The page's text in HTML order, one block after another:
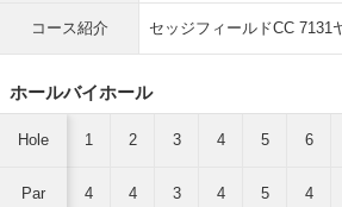
コース紹介 セッジフィールドCC 7131
ホールバイホール
Hole
Par
1 2 3 4 5 6
4 4 3 4 5 4